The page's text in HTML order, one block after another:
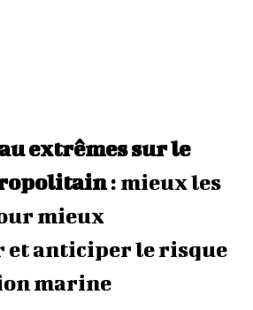
extrêmes sur le
: mieux les
mieux
et anticiper le risque
marine